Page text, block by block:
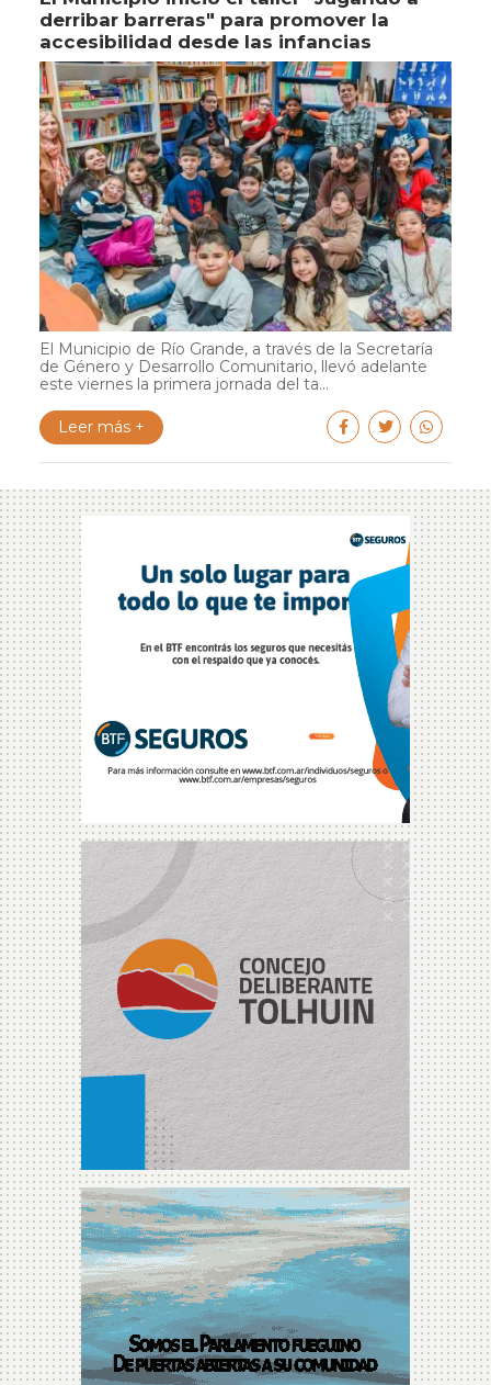
derribar barreras" para promover la
accesibilidad desde las infancias
El Municipio de Río Grande, a través de la Secretaría
de Género y Desarrollo Comunitario, llevó adelante
este viernes la primera jornada del ta...
Leer más +